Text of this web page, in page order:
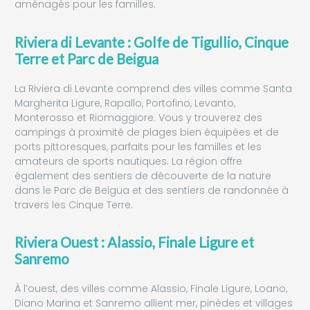
aménagés pour les familles.
Riviera di Levante : Golfe de Tigullio, Cinque
Terre et Parc de Beigua
La Riviera di Levante comprend des villes comme Santa
Margherita Ligure, Rapallo, Portofino, Levanto,
Monterosso et Riomaggiore. Vous y trouverez des
campings à proximité de plages bien équipées et de
ports pittoresques, parfaits pour les familles et les
amateurs de sports nautiques. La région offre
également des sentiers de découverte de la nature
dans le Parc de Beigua et des sentiers de randonnée à
travers les Cinque Terre.
Riviera Ouest : Alassio, Finale Ligure et
Sanremo
À l’ouest, des villes comme Alassio, Finale Ligure, Loano,
Diano Marina et Sanremo allient mer, pinèdes et villages